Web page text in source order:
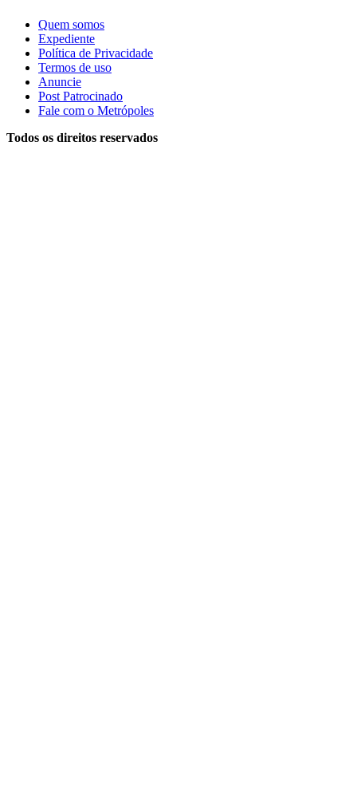
Quem somos
Expediente
Política de Privacidade
Termos de uso
Anuncie
Post Patrocinado
Fale com o Metrópoles
Todos os direitos reservados